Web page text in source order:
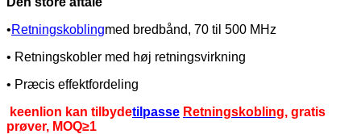
•Retningskoblingmed bredbånd, 70 til 500 MHz
• Retningskobler med høj retningsvirkning
• Præcis effektfordeling
keenlion kan tilbydetilpasse Retningskobling, gratis
prøver, MOQ≥1